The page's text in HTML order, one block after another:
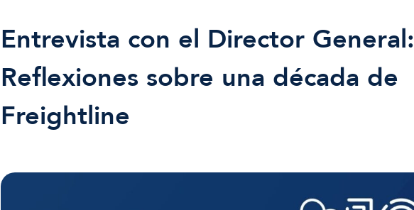
Entrevista con el Director General:
Reflexiones sobre una década de
Freightline